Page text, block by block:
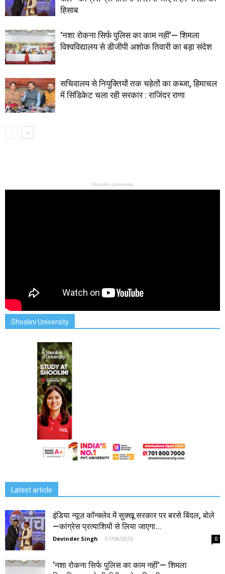
हिसाब
‘नशा रोकना सिर्फ पुलिस का काम नहीं’— शिमला
विश्वविद्यालय से डीजीपी अशोक तिवारी का बड़ा संदेश
सचिवालय से नियुक्तियों तक चहेतों का कब्जा, हिमाचल
में सिंडिकेट चला रही सरकार : राजिंदर राणा
Shoolini University
Shoolini University
Latest article
इंडिया न्यूज़ कॉन्क्लेव में सुक्खू सरकार पर बरसे बिंदल, बोले
—कांग्रेस प्रत्याशियों से लिया जाएगा...
Devinder Singh - 07/08/2026 0
‘नशा रोकना सिर्फ पुलिस का काम नहीं’— शिमला